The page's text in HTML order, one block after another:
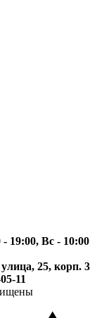
19:00, Вс - 10:00
25, корп. 3
11